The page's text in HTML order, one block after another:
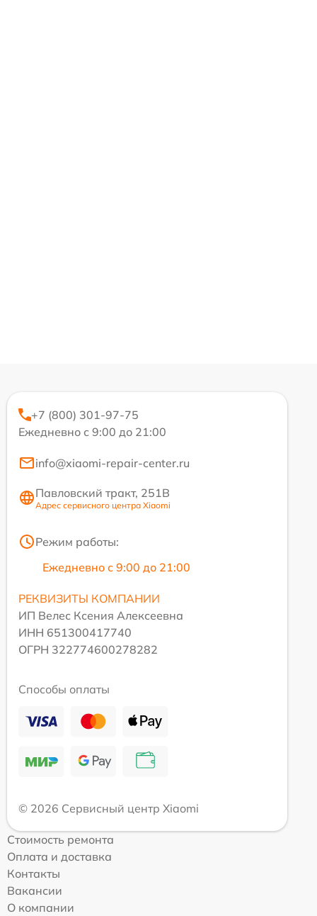
+7 (800) 301-97-75
Ежедневно с 9:00 до 21:00
info@xiaomi-repair-center.ru
Павловский тракт, 251В
Адрес сервисного центра Xiaomi
Режим работы:
Ежедневно с 9:00 до 21:00
РЕКВИЗИТЫ КОМПАНИИ
ИП Велес Ксения Алексеевна
ИНН 651300417740
ОГРН 322774600278282
Способы оплаты
© 2026 Сервисный центр Xiaomi
Стоимость ремонта
Оплата и доставка
Контакты
Вакансии
О компании